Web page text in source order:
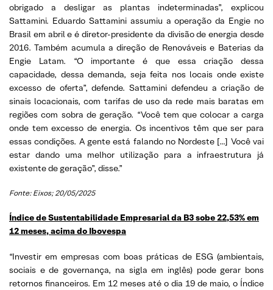
obrigado a desligar as plantas indeterminadas”, explicou
Sattamini. Eduardo Sattamini assumiu a operação da Engie no
Brasil em abril e é diretor-presidente da divisão de energia desde
2016. Também acumula a direção de Renováveis e Baterias da
Engie Latam. “O importante é que essa criação dessa
capacidade, dessa demanda, seja feita nos locais onde existe
excesso de oferta”, defende. Sattamini defendeu a criação de
sinais locacionais, com tarifas de uso da rede mais baratas em
regiões com sobra de geração. “Você tem que colocar a carga
onde tem excesso de energia. Os incentivos têm que ser para
essas condições. A gente está falando no Nordeste […] Você vai
estar dando uma melhor utilização para a infraestrutura já
existente de geração”, disse.”
Fonte: Eixos; 20/05/2025
Índice de Sustentabilidade Empresarial da B3 sobe 22,53% em
12 meses, acima do Ibovespa
“Investir em empresas com boas práticas de ESG (ambientais,
sociais e de governança, na sigla em inglês) pode gerar bons
retornos financeiros. Em 12 meses até o dia 19 de maio, o Índice